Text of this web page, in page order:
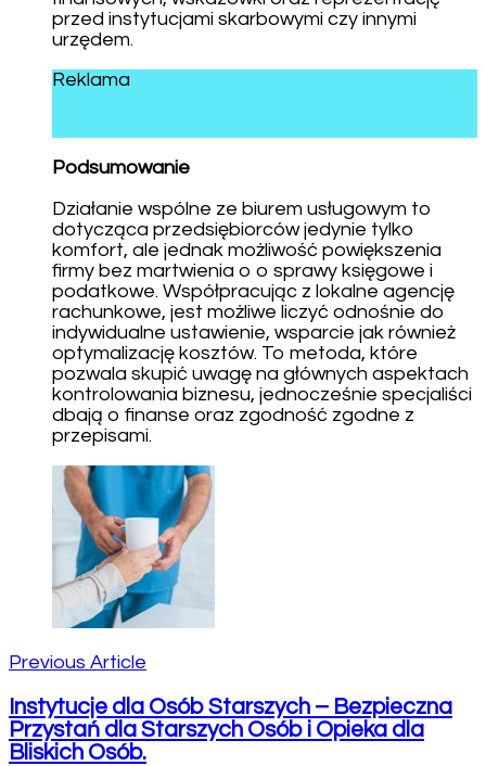
przed instytucjami skarbowymi czy innymi
urzędem.
Reklama
Podsumowanie
Działanie wspólne ze biurem usługowym to
dotycząca przedsiębiorców jedynie tylko
komfort, ale jednak możliwość powiększenia
firmy bez martwienia o o sprawy księgowe i
podatkowe. Współpracując z lokalne agencję
rachunkowe, jest możliwe liczyć odnośnie do
indywidualne ustawienie, wsparcie jak również
optymalizację kosztów. To metoda, które
pozwala skupić uwagę na głównych aspektach
kontrolowania biznesu, jednocześnie specjaliści
dbają o finanse oraz zgodność zgodne z
przepisami.
Post
Navigation
Previous Article
Instytucje dla Osób Starszych – Bezpieczna
Przystań dla Starszych Osób i Opieka dla
Bliskich Osób.